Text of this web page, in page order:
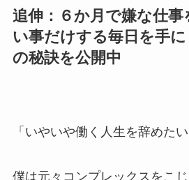
追伸：６か月で嫌な仕
い事だけする毎日を手
の秘訣を公開中
「いやいや働く人生を辞めた
僕は元々コンプレックスをこ